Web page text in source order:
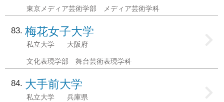
東京メディア芸術学部 メディア芸術学科
83 梅花女子大学
私立大学 大阪府
文化表現学部 舞台芸術表現学科
84 大手前大学
私立大学 兵庫県